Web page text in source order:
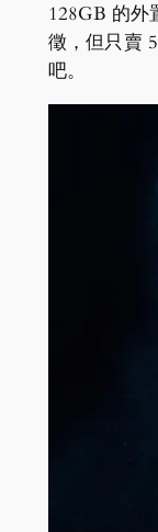
128GB 的外
徵，但只賣
吧。